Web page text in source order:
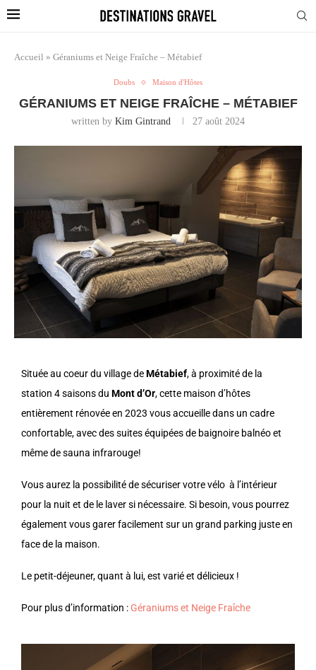
Accueil » Géraniums et Neige Fraîche – Métabief
Doubs Maison d'Hôtes
GÉRANIUMS ET NEIGE FRAÎCHE – MÉTABIEF
written by Kim Gintrand 27 août 2024
Située au coeur du village deMétabief, à proximité de la
station 4 saisons du Mont d’Or, cette maison d’hôtes
entièrement rénovée en 2023 vous accueille dans un cadre
confortable, avec des suites équipées de baignoire balnéo et
même de sauna infrarouge!
Vous aurez la possibilité de sécuriser votre vélo à l’intérieur
pour la nuit et de le laver si nécessaire. Si besoin, vous pourrez
également vous garer facilement sur un grand parking juste en
face de la maison.
Le petit-déjeuner, quant à lui, est varié et délicieux !
Pour plus d’information :Géraniums et Neige Fraîche